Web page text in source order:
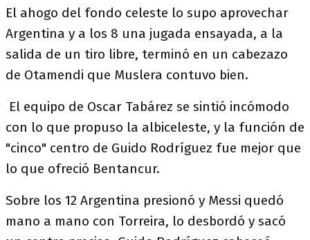
El ahogo del fondo celeste lo supo aprovechar
Argentina y a los 8 una jugada ensayada, a la
salida de un tiro libre, terminó en un cabezazo
de Otamendi que Muslera contuvo bien.
El equipo de Oscar Tabárez se sintió incómodo
con lo que propuso la albiceleste, y la función de
"cinco" centro de Guido Rodríguez fue mejor que
lo que ofreció Bentancur.
Sobre los 12 Argentina presionó y Messi quedó
mano a mano con Torreira, lo desbordó y sacó